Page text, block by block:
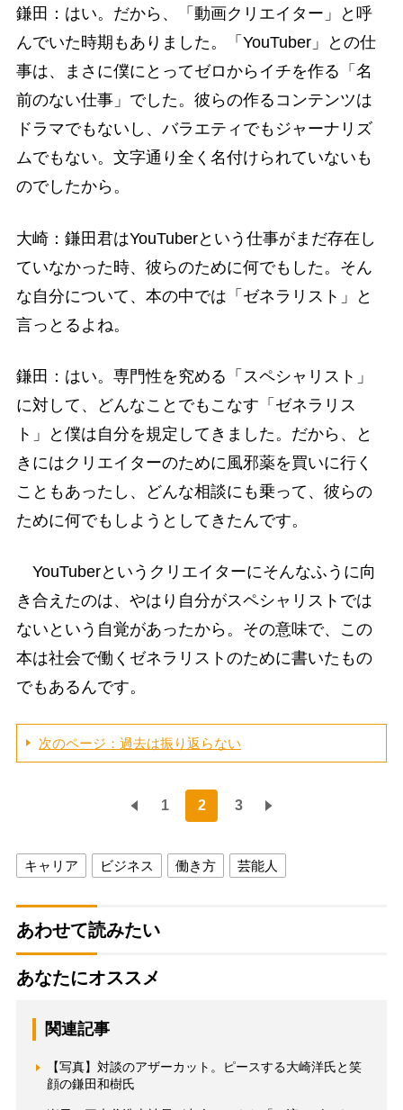
鎌田：はい。だから、「動画クリエイター」と呼
んでいた時期もありました。「YouTuber」との仕
事は、まさに僕にとってゼロからイチを作る「名
前のない仕事」でした。彼らの作るコンテンツは
ドラマでもないし、バラエティでもジャーナリズ
ムでもない。文字通り全く名付けられていないも
のでしたから。
大崎：鎌田君はYouTuberという仕事がまだ存在し
ていなかった時、彼らのために何でもした。そん
な自分について、本の中では「ゼネラリスト」と
言っとるよね。
鎌田：はい。専門性を究める「スペシャリスト」
に対して、どんなことでもこなす「ゼネラリス
ト」と僕は自分を規定してきました。だから、と
きにはクリエイターのために風邪薬を買いに行く
こともあったし、どんな相談にも乗って、彼らの
ために何でもしようとしてきたんです。
YouTuberというクリエイターにそんなふうに向
き合えたのは、やはり自分がスペシャリストでは
ないという自覚があったから。その意味で、この
本は社会で働くゼネラリストのために書いたもの
でもあるんです。
次のページ：過去は振り返らない
1 2 3
キャリア ビジネス 働き方 芸能人
あわせて読みたい
あなたにオススメ
関連記事
【写真】対談のアザーカット。ピースする大崎洋氏と笑
顔の鎌田和樹氏